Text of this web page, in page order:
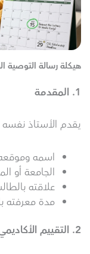
هيكلة رسالة التوصية
1. المقدمة
يقدم الأستاذ نفسه
اسمه
الجامعة أو
علاقته
مدة معرفته
2. التقييم